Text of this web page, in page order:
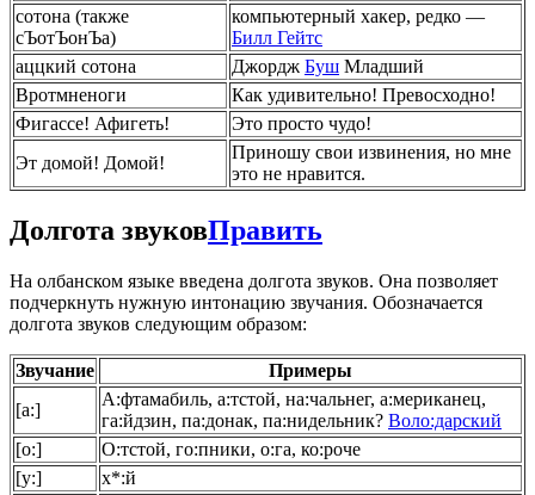
сотона (также
сЪотЪонЪа)
компьютерный хакер, редко —
Билл Гейтс
аццкий сотона
Джордж Буш Младший
Вротмненоги
Как удивительно! Превосходно!
Фигассе! Афигеть!
Это просто чудо!
Эт домой! Домой!
Приношу свои извинения, но мне
это не нравится.
Долгота звуковПравить
На олбанском языке введена долгота звуков. Она позволяет
подчеркнуть нужную интонацию звучания. Обозначается
долгота звуков следующим образом:
Звучание
Примеры
[а:]
А:фтамабиль, а:тстой, на:чальнег, а:мериканец,
га:йдзин, па:донак, па:нидельник? Воло:дарский
[о:]
О:тстой, го:пники, о:га, ко:роче
[у:]
х*:й